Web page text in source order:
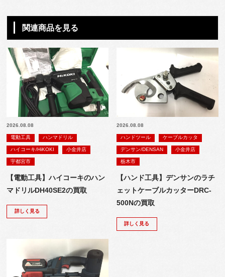
関連商品を見る
2026.08.08
電動工具 ハンマドリル
ハイコーキ/HiKOKI 小金井店
宇都宮市
【電動工具】ハイコーキのハン
マドリルDH40SE2の買取
詳しく見る
2026.08.08
ハンドツール ケーブルカッタ
デンサン/DENSAN 小金井店
栃木市
【ハンド工具】デンサンのラチ
ェットケーブルカッターDRC-
500Nの買取
詳しく見る